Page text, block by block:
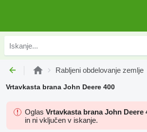
Rabljeni obdelovanje zemlje
Vrtavkasta brana John Deere 400
Oglas Vrtavkasta brana John Deere
in ni vključen v iskanje.